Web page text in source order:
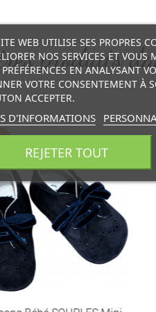
produits
WEB UTILISE SES PROPRES
NOS SERVICES ET VOUS
PRÉFÉRENCES EN ANALYSANT
VOTRE CONSENTEMENT À
ACCEPTER.
D'INFORMATIONS
REJETER TOUT